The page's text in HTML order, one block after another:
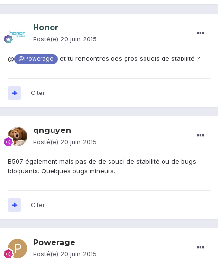
Honor
Posté(e) 20 juin 2015
@ @Powerage et tu rencontres des gros soucis de stabilité ?
Citer
qnguyen
Posté(e) 20 juin 2015
B507 également mais pas de de souci de stabilité ou de bugs
bloquants. Quelques bugs mineurs.
Citer
Powerage
Posté(e) 20 juin 2015